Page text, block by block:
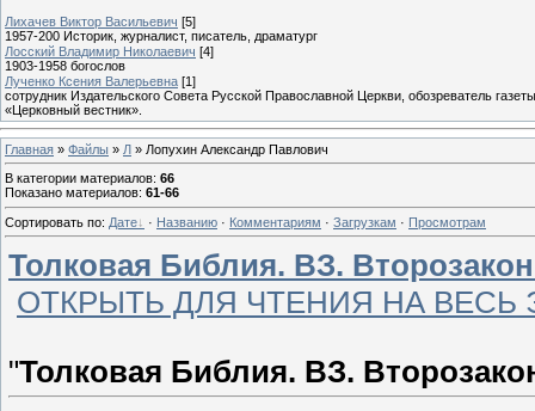
Лихачев Виктор Васильевич [5]
1957-200 Историк, журналист, писатель, драматург
Лосский Владимир Николаевич [4]
1903-1958 богослов
Лученко Ксения Валерьевна [1]
сотрудник Издательского Совета Русской Православной Церкви, обозреватель газеты
«Церковный вестник».
Главная » Файлы » Л » Лопухин Александр Павлович
В категории материалов: 66
Показано материалов: 61-66
Сортировать по: Дате · Названию · Комментариям · Загрузкам · Просмотрам
Толковая Библия. ВЗ.
ОТКРЫТЬ ДЛЯ ЧТЕНИЯ НА ВЕСЬ
"Толковая Библия. ВЗ.